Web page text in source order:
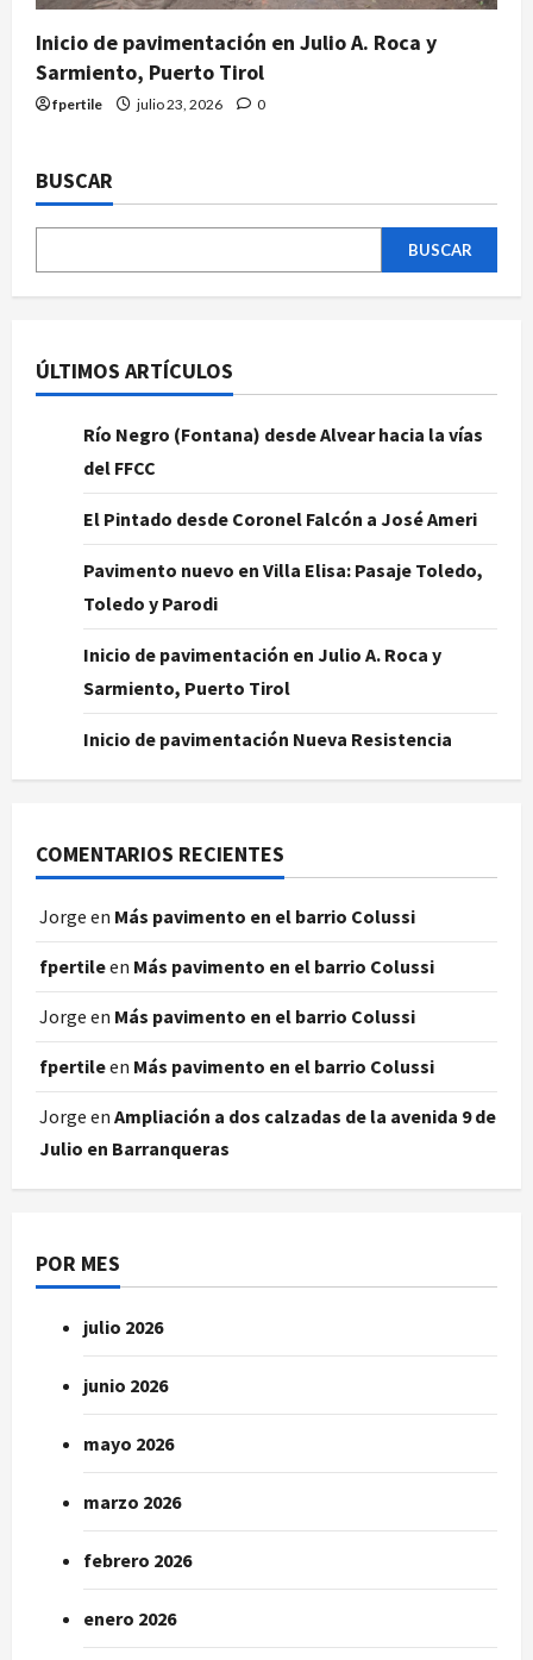
Inicio de pavimentación en Julio A. Roca y
Sarmiento, Puerto Tirol
fpertile julio 23, 2026 0
BUSCAR
BUSCAR
ÚLTIMOS ARTÍCULOS
Río Negro (Fontana) desde Alvear hacia la vías
del FFCC
El Pintado desde Coronel Falcón a José Ameri
Pavimento nuevo en Villa Elisa: Pasaje Toledo,
Toledo y Parodi
Inicio de pavimentación en Julio A. Roca y
Sarmiento, Puerto Tirol
Inicio de pavimentación Nueva Resistencia
COMENTARIOS RECIENTES
Jorge en Más pavimento en el barrio Colussi
fpertileen Más pavimento en el barrio Colussi
Jorge en Más pavimento en el barrio Colussi
fpertileen Más pavimento en el barrio Colussi
Jorge en Ampliación a dos calzadas de la avenida 9 de
Julio en Barranqueras
POR MES
julio 2026
junio 2026
mayo 2026
marzo 2026
febrero 2026
enero 2026